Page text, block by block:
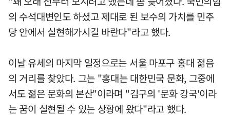
의 수석대변인도 하셨고 제대로 된 보수의 가치를 민주
당 안에서 실현해가시길 바란다"라고 했다.
이날 유세의 마지막 일정으로는 서울 마포구 홍대 젊음
의 거리를 찾았다. 그는 "홍대는 대한민국 문화, 그중에
서도 젊은 문화의 본산"이라며 "김구의 '문화 강국'이라
는 꿈이 실현될 수 있는 상황에 왔다"라고 했다.